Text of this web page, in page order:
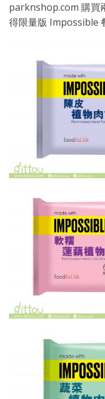
parknshop.com 購買
得限量版 Impossible